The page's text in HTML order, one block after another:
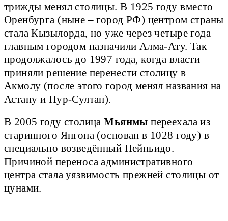
трижды менял столицы. В 1925 году вместо
Оренбурга (ныне – город РФ) центром страны
стала Кызылорда, но уже через четыре года
главным городом назначили Алма-Ату. Так
продолжалось до 1997 года, когда власти
приняли решение перенести столицу в
Акмолу (после этого город менял названия на
Астану и Нур-Султан).
В 2005 году столицаМьянмы переехала из
старинного Янгона (основан в 1028 году) в
специально возведённый Нейпьидо.
Причиной переноса административного
центра стала уязвимость прежней столицы от
цунами.